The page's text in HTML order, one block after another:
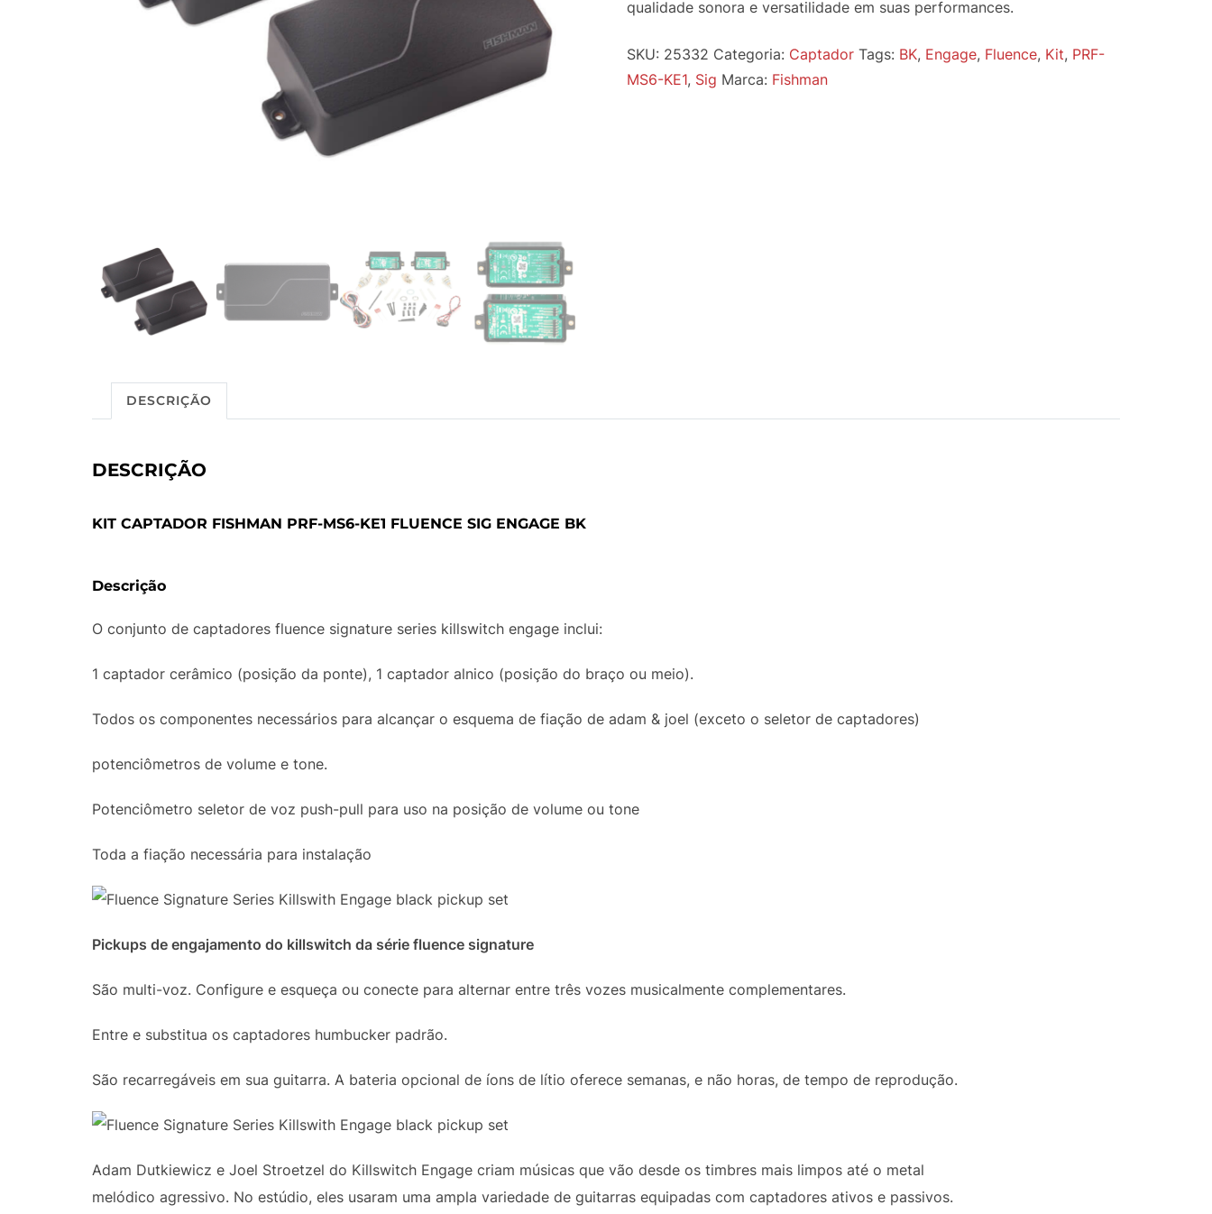
qualidade sonora e versatilidade em suas performances.
SKU: 25332 Categoria: Captador Tags: BK, Engage, Fluence, Kit, PRF-
MS6-KE1, Sig Marca: Fishman
DESCRIÇÃO
DESCRIÇÃO
KIT CAPTADOR FISHMAN PRF-MS6-KE1 FLUENCE SIG ENGAGE BK
Descrição
O conjunto de captadores fluence signature series killswitch engage inclui:
1 captador cerâmico (posição da ponte), 1 captador alnico (posição do braço ou meio).
Todos os componentes necessários para alcançar o esquema de fiação de adam & joel (exceto o seletor de captadores)
potenciômetros de volume e tone.
Potenciômetro seletor de voz push-pull para uso na posição de volume ou tone
Toda a fiação necessária para instalação
Pickups de engajamento do killswitch da série fluence signature
São multi-voz. Configure e esqueça ou conecte para alternar entre três vozes musicalmente complementares.
Entre e substitua os captadores humbucker padrão.
São recarregáveis ​​em sua guitarra. A bateria opcional de íons de lítio oferece semanas, e não horas, de tempo de reprodução.
Adam Dutkiewicz e Joel Stroetzel do Killswitch Engage criam músicas que vão desde os timbres mais limpos até o metal
melódico agressivo. No estúdio, eles usaram uma ampla variedade de guitarras equipadas com captadores ativos e passivos.